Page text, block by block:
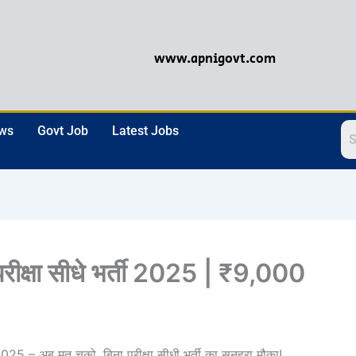
www.apnigovt.com
Govt Job Latest Jobs
सीधे भर्ती 2025 | ₹9,000